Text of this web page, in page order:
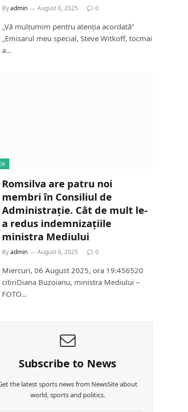
Byadmin August 6, 2025 0
„Vă mulțumim pentru atenția acordată”
„Emisarul meu special, Steve Witkoff, tocmai
a…
Romsilva are patru noi
membri în Consiliul de
Administrație. Cât de mult le-
a redus indemnizațiile
ministra Mediului
Byadmin August 6, 2025 0
Miercuri, 06 August 2025, ora 19:456520
citiriDiana Buzoianu, ministra Mediului –
FOTO…
Subscribe to News
the latest sports news from NewsSite about
world, sports and politics.